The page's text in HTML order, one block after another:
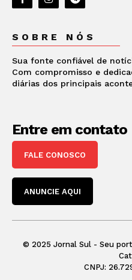
SOBRE NÓS
Sua fonte confiável de
Com compromisso e
diárias dos principais
Entre em contato
FALE CONOSCO
ANUNCIE AQUI
© 2025 Jornal Sul - Seu
CNPJ: